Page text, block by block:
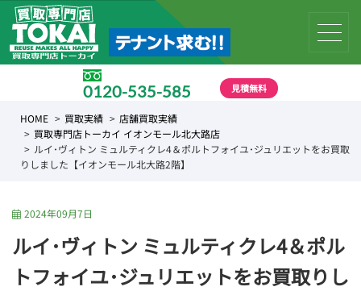
0120-535-585 見積無料
HOME 買取実績
店舗買取実績
買取専門店トーカイ イオンモール北大路店
ルイ･ヴィトン ミュルティクレ4＆ポルトフォイユ･ジュリエットをお買取
りしました【イオンモール北大路2階】
2024年09月7日
ルイ･ヴィトン ミュルティクレ4＆ポル
トフォイユ･ジュリエットをお買取りし